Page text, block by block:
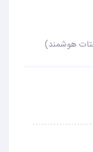
هوشمند)